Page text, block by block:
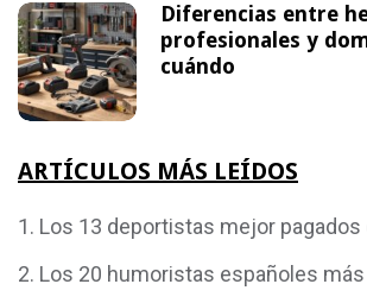
Diferencias entre
profesionales y
cuándo
ARTÍCULOS MÁS LEÍDOS
Los 13 deportistas mejor pagados
Los 20 humoristas españoles